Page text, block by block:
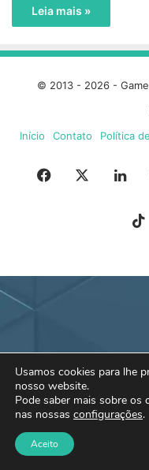
Leia mais »
© 2013 - 2026 -
Início
Contato Política
Facebook
Usamos cookies para lhe
nosso website.
Pode saber mais sobre os
nas nossas configurações.
Aceito